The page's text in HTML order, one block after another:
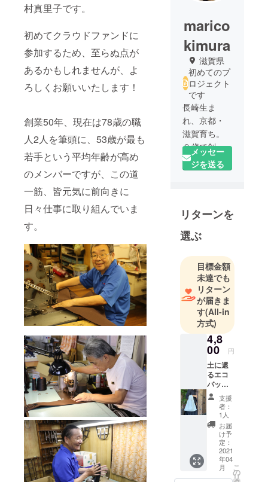
村真里子です。
初めてクラウドファンドに
参加するため、至らぬ点が
あるかもしれませんが、よ
ろしくお願いいたします！
創業50年、現在は78歳の職
人2人を筆頭に、53歳が最も
若手という平均年齢が高め
のメンバーですが、この道
一筋、皆元気に前向きに
日々仕事に取り組んでいま
す。
marico
kimura
滋賀県
初めてのプ
ロジェクト
です
長崎生ま
れ、京都・
滋賀育ち。
８歳で剣道
をはじめま
した。
作法を学び
茶道のお稽
ています。
そして子ど
もが始めた
ことをきっ
かけに空手
も始めまし
日本人に生
まれたので
日本の持つ
美学・美
徳・美意識
に触れ、大
切にしたい
と思ってい
ます。
メッセー
ジを送る
リターンを
選ぶ
目標金額
未達でも
リターン
が届きま
す(All-in
方式)
4,8
00 円
土に還
るエコ
バッ
グ －
手持ち
ver－
支援
者：
1人
お届
け予
定：
2021
年04
月
こ
の
リ